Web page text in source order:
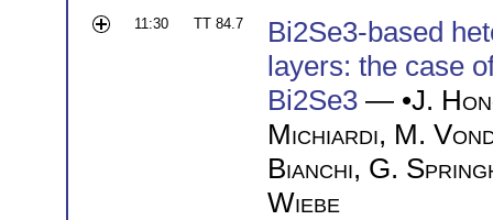
11:30 TT 84.7
Bi2Se3-based
layers: the case
Bi2Se3 — •J.
Michiardi, M.
Bianchi, G.
Wiebe